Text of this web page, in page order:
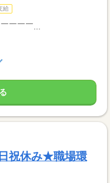
給
￣￣￣...
祝休み★職場環